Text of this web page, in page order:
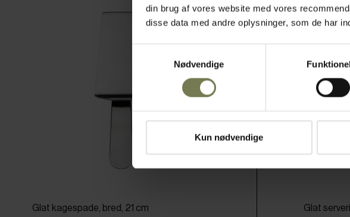
din brug af vores website med vores
disse data med andre oplysninger, som de har
Nødvendige
Kun nødvendige
Glat kagespade, bred, 21 cm
Glat